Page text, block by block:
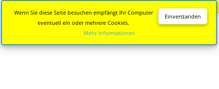
Einverstanden
Wenn Sie diese Seite besuchen empfängt Ihr Computer
eventuell ein oder mehrere Cookies.
Mehr Informationen